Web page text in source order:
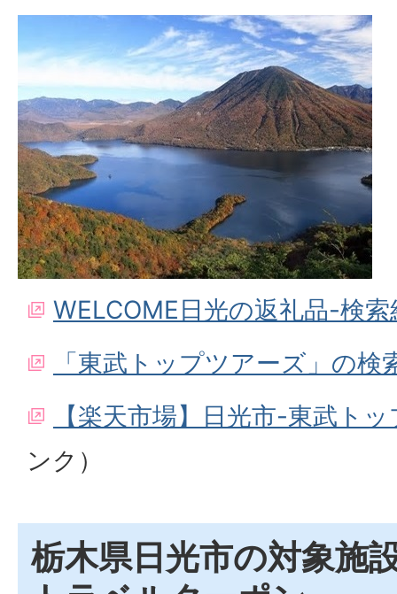
WELCOME日光の返礼品-検索
「東武トップツアーズ」の検
【楽天市場】日光市-東武ト
ンク）
栃木県日光市の対象施